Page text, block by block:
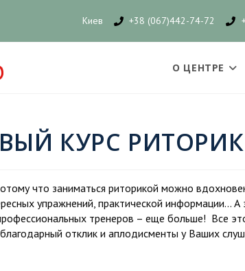
Киев +38 (067)442-74-72
О ЦЕНТРЕ
КУРС
что заниматься риторикой можно
упражнений, практической информации…
тренеров – еще больше! Все
отклик и аплодисменты у Ваших